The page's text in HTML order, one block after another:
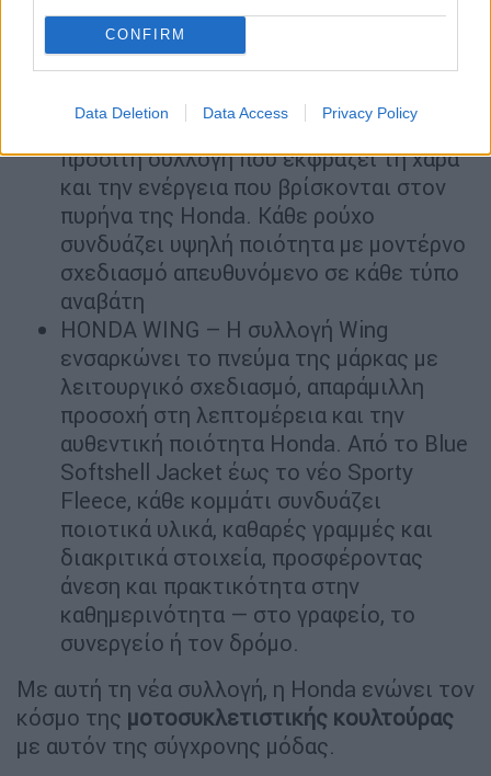
CONFIRM
Data Deletion Data Access Privacy Policy
ADV και Super Cub. Με premium υλικά
και άψογη λεπτομέρεια, αποτυπώνει την
τέλεια ισορροπία ανάμεσα στην
παράδοση και τη σύγχρονη κομψότητα
HONDA URBAN FUN – Μια ζωντανή και
προσιτή συλλογή που εκφράζει τη χαρά
και την ενέργεια που βρίσκονται στον
πυρήνα της Honda. Κάθε ρούχο
συνδυάζει υψηλή ποιότητα με μοντέρνο
σχεδιασμό απευθυνόμενο σε κάθε τύπο
αναβάτη
HONDA WING – Η συλλογή Wing
ενσαρκώνει το πνεύμα της μάρκας με
λειτουργικό σχεδιασμό, απαράμιλλη
προσοχή στη λεπτομέρεια και την
αυθεντική ποιότητα Honda. Από το Blue
Softshell Jacket έως το νέο Sporty
Fleece, κάθε κομμάτι συνδυάζει
ποιοτικά υλικά, καθαρές γραμμές και
διακριτικά στοιχεία, προσφέροντας
άνεση και πρακτικότητα στην
καθημερινότητα — στο γραφείο, το
συνεργείο ή τον δρόμο.
Με αυτή τη νέα συλλογή, η Honda ενώνει τον
κόσμο της μοτοσυκλετιστικής κουλτούρας
με αυτόν της σύγχρονης μόδας.